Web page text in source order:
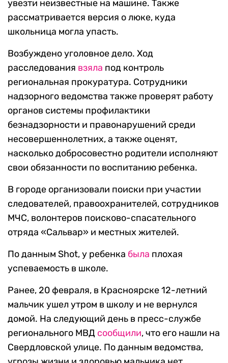
увезти неизвестные на машине. Также
рассматривается версия о люке, куда
школьница могла упасть.
Возбуждено уголовное дело. Ход
расследования взяла под контроль
региональная прокуратура. Сотрудники
надзорного ведомства также проверят работу
органов системы профилактики
безнадзорности и правонарушений среди
несовершеннолетних, а также оценят,
насколько добросовестно родители исполняют
свои обязанности по воспитанию ребенка.
В городе организовали поиски при участии
следователей, правоохранителей, сотрудников
МЧС, волонтеров поисково-спасательного
отряда «Сальвар» и местных жителей.
По данным Shot, у ребенка была плохая
успеваемость в школе.
Ранее, 20 февраля, в Красноярске 12-летний
мальчик ушел утром в школу и не вернулся
домой. На следующий день в пресс-службе
регионального МВД сообщили, что его нашли на
Свердловской улице. По данным ведомства,